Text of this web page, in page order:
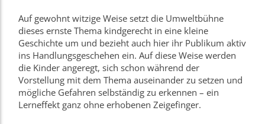
Auf gewohnt witzige Weise setzt die Umweltbühne
dieses ernste Thema kindgerecht in eine kleine
Geschichte um und bezieht auch hier ihr Publikum aktiv
ins Handlungsgeschehen ein. Auf diese Weise werden
die Kinder angeregt, sich schon während der
Vorstellung mit dem Thema auseinander zu setzen und
mögliche Gefahren selbständig zu erkennen – ein
Lerneffekt ganz ohne erhobenen Zeigefinger.